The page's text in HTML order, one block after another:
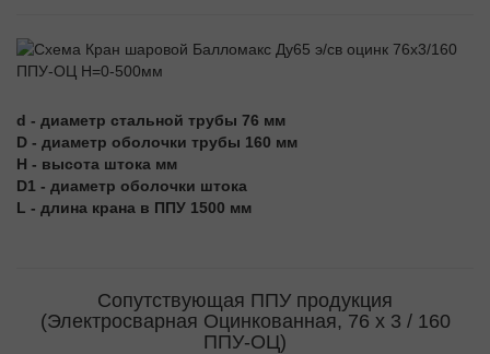
d - диаметр стальной трубы 76 мм
D - диаметр оболочки трубы 160 мм
H - высота штока мм
D1 - диаметр оболочки штока
L - длина крана в ППУ 1500 мм
Сопутствующая ППУ продукция
(Электросварная Оцинкованная, 76 х 3 / 160
ППУ-ОЦ)